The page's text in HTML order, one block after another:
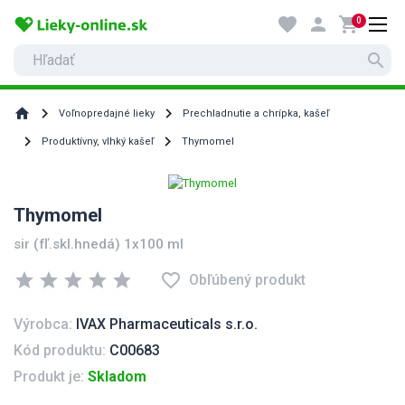
search
favorite person shopping_cart0
home Voľnopredajné lieky Prechladnutie a chrípka, kašeľ
Produktívny, vlhký kašeľ Thymomel
Thymomel
sir (fľ.skl.hnedá) 1x100 ml
star star star star star favorite_border Obľúbený produkt
Výrobca: IVAX Pharmaceuticals s.r.o.
Kód produktu: C00683
Produkt je: Skladom